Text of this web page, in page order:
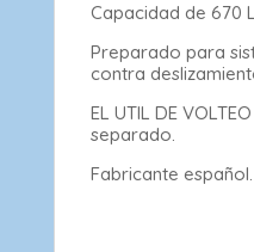
Capacidad de 670 L
Preparado para
contra
EL UTIL DE
separado.
Fabricante